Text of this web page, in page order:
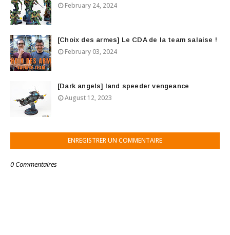
February 24, 2024
[Choix des armes] Le CDA de la team salaise !
February 03, 2024
[Dark angels] land speeder vengeance
August 12, 2023
ENREGISTRER UN COMMENTAIRE
0 Commentaires